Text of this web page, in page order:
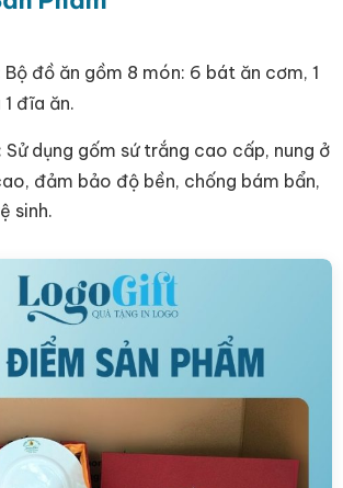
Bộ đồ ăn gồm 8 món: 6 bát ăn cơm, 1
đĩa ăn.
Sử dụng gốm sứ trắng cao cấp, nung ở
đảm bảo độ bền, chống bám bẩn,
sinh.